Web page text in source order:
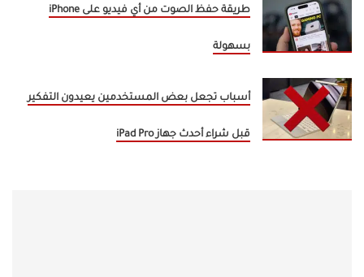
طريقة حفظ الصوت من أي فيديو على iPhone
بسهولة
أسباب تجعل بعض المستخدمين يعيدون التفكير
قبل شراء أحدث جهاز iPad Pro